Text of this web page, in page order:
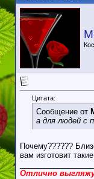
Цитата:
Сообщение от
а для людей с
Почему??????
вам изготовит
Отлично